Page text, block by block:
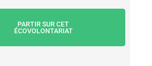
PARTIR SUR CET
ÉCOVOLONTARIAT